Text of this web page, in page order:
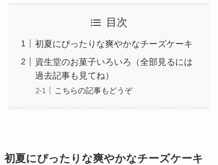
目次
初夏にぴったりな爽やかなチーズケーキ
資生堂のお菓子いろいろ（全部見るには
過去記事も見てね）
こちらの記事もどうぞ
初夏にぴったりな爽やかなチーズケーキ